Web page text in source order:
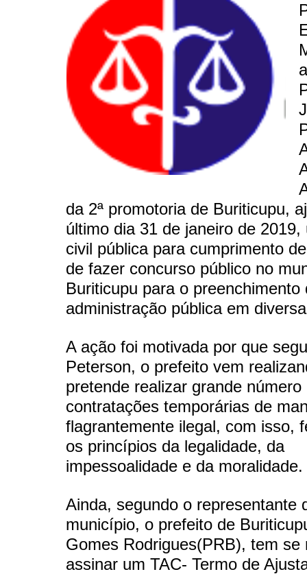
da 2ª promotoria de Buriticupu,
último dia 31 de janeiro de 2019,
civil pública para cumprimento
de fazer concurso público no
Buriticupu para o preenchimento
administração pública em
A ação foi motivada por que
Peterson, o prefeito vem
pretende realizar grande número
contratações temporárias de
flagrantemente ilegal, com isso,
os princípios da legalidade, da
impessoalidade e da moralidade.
Ainda, segundo o representante
município, o prefeito de
Gomes Rodrigues(PRB), tem se
assinar um TAC- Termo de